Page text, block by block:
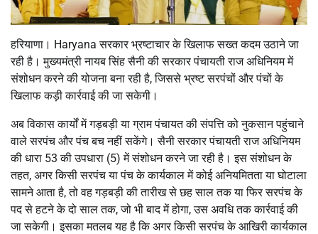
हरियाणा। Haryana सरकार भ्रष्टाचार के खिलाफ सख्त कदम उठाने जा
रही है। मुख्यमंत्री नायब सिंह सैनी की सरकार पंचायती राज अधिनियम में
संशोधन करने की योजना बना रही है, जिससे भ्रष्ट सरपंचों और पंचों के
खिलाफ कड़ी कार्रवाई की जा सकेगी।
अब विकास कार्यों में गड़बड़ी या ग्राम पंचायत की संपत्ति को नुकसान पहुंचाने
वाले सरपंच और पंच बच नहीं सकेंगे। सैनी सरकार पंचायती राज अधिनियम
की धारा 53 की उपधारा (5) में संशोधन करने जा रही है। इस संशोधन के
तहत, अगर किसी सरपंच या पंच के कार्यकाल में कोई अनियमितता या घोटाला
सामने आता है, तो वह गड़बड़ी की तारीख से छह साल तक या फिर सरपंच के
पद से हटने के दो साल तक, जो भी बाद में होगा, उस अवधि तक कार्रवाई की
जा सकेगी। इसका मतलब यह है कि अगर किसी सरपंच के आखिरी कार्यकाल